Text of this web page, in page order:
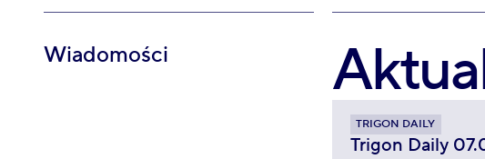
Wiadomości
TRIGON DAILY
Trigon Daily